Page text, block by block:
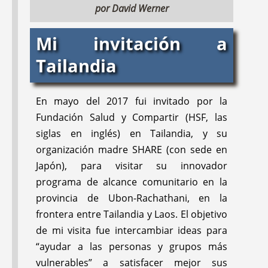
LA PROMOCIÓN DE
SALUD FACILITADO
POR LA CLÍNICA DE
AJOYA, MÉXICO:
PROMOTORES
LOCALES Y LOS
VOLUNTARIOS DE
AFUERA
FIFTH NEWSLETTER:
The Story of Manuel;
Piaxtla's Medical
Personnel; Operation
Fill and Drill;
Ecological Problems
in the Barrancas;
Education Updates;
and More
por David Werner
Mi invitación a
Tailandia
En mayo del 2017 fui invitado por la
Fundación Salud y Compartir (HSF, las
siglas en inglés) en Tailandia, y su
organización madre SHARE (con sede en
Japón), para visitar su innovador
programa de alcance comunitario en la
provincia de Ubon-Rachathani, en la
frontera entre Tailandia y Laos. El objetivo
de mi visita fue intercambiar ideas para
“ayudar a las personas y grupos más
vulnerables” a satisfacer mejor sus